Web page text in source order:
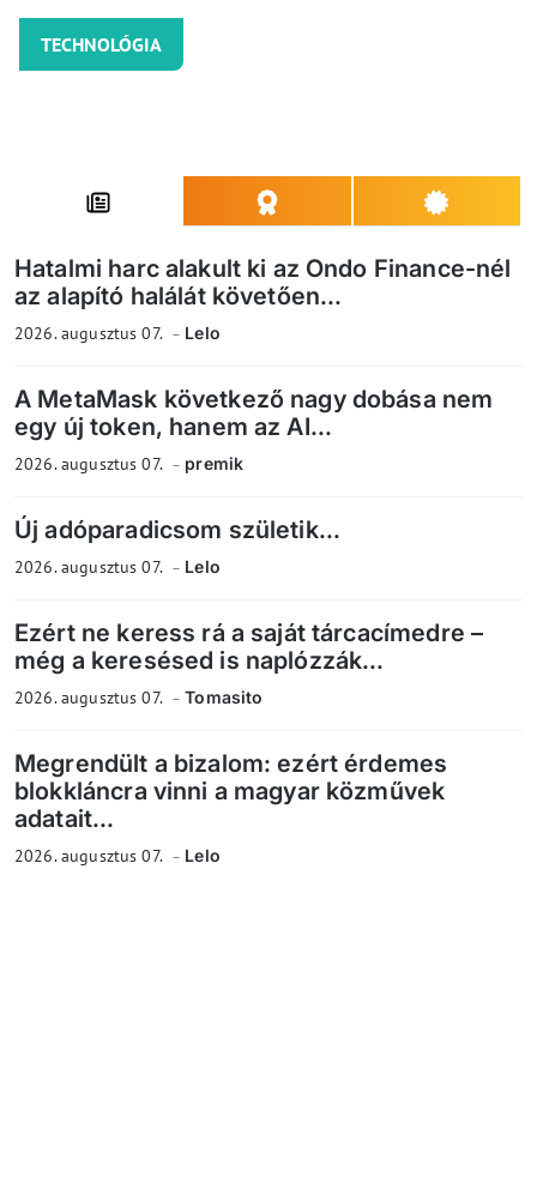
TECHNOLÓGIA
Hatalmi harc alakult ki az Ondo Finance-nél
az alapító halálát követően...
2026. augusztus 07. Lelo
A MetaMask következő nagy dobása nem
egy új token, hanem az AI...
2026. augusztus 07. premik
Új adóparadicsom születik...
2026. augusztus 07. Lelo
Ezért ne keress rá a saját tárcacímedre –
még a keresésed is naplózzák...
2026. augusztus 07. Tomasito
Megrendült a bizalom: ezért érdemes
blokkláncra vinni a magyar közművek
adatait...
2026. augusztus 07. Lelo